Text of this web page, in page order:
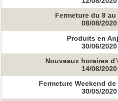
Fermeture du 9
08/08/2020
Produits en
30/06/2020
Nouveaux horaires
14/06/2020
Fermeture Weekend
30/05/2020